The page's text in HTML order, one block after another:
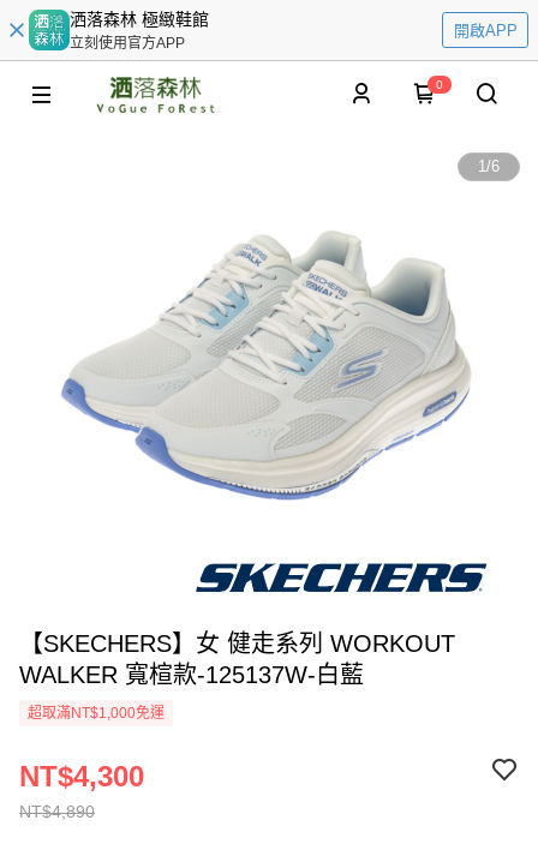
洒落森林 極緻鞋館
立刻使用官方APP
開啟APP
0
1/6
【SKECHERS】女 健走系列 WORKOUT
WALKER 寬楦款-125137W-白藍
超取滿NT$1,000免運
NT$4,890
NT$4,300